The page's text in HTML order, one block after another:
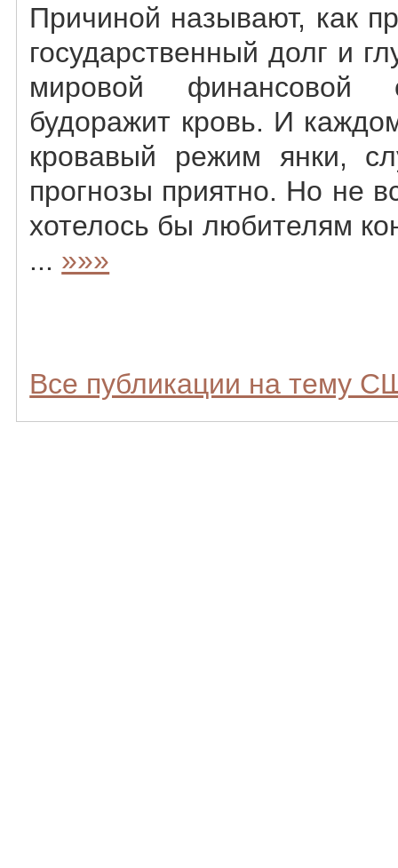
Причиной называют, как
государственный долг и
мировой финансовой
будоражит кровь. И
кровавый режим янки,
прогнозы приятно. Но не
хотелось бы любителям
... »»»
Все публикации на тему